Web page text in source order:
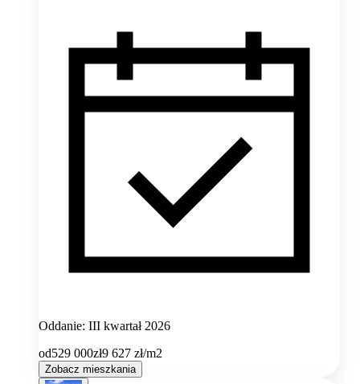
Oddanie: III kwartał 2026
od529 000zł9 627 zł/m2
Zobacz mieszkania